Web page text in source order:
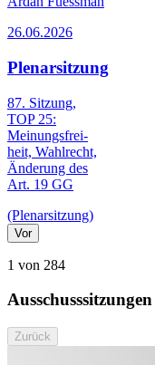
26.06.2026
Plenarsitzung
87. Sitzung,
TOP 25:
Meinungs­frei­
heit, Wahl­recht,
Änderung des
Art. 19 GG
(Plenarsitzung)
Vor
1 von 284
Ausschusssitzungen
Zurück